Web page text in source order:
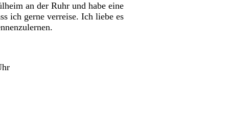
an der Ruhr und habe eine
ich gerne verreise. Ich liebe es